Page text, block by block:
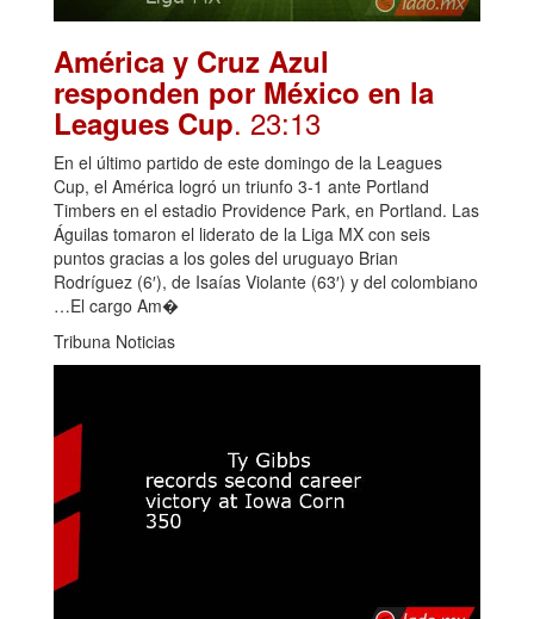
América y Cruz Azul
responden por México en la
Leagues Cup. 23:13
En el último partido de este domingo de la Leagues
Cup, el América logró un triunfo 3-1 ante Portland
Timbers en el estadio Providence Park, en Portland. Las
Águilas tomaron el liderato de la Liga MX con seis
puntos gracias a los goles del uruguayo Brian
Rodríguez (6′), de Isaías Violante (63′) y del colombiano
…El cargo Am�
Tribuna Noticias